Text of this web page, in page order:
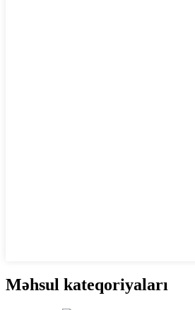
Məhsul kateqoriyaları